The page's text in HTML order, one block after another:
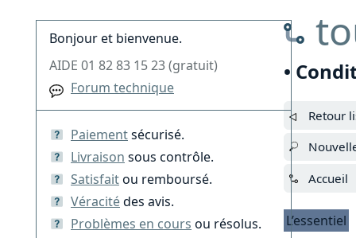
•
Retour
Accueil
L’essentiel
Bonjour et bienvenue.
AIDE 01 82 83 15 23 (gratuit)
Forum technique
Paiementsécurisé.
Livraison sous contrôle.
Satisfaitou remboursé.
Véracitédes avis.
Problèmes en cours ou résolus.